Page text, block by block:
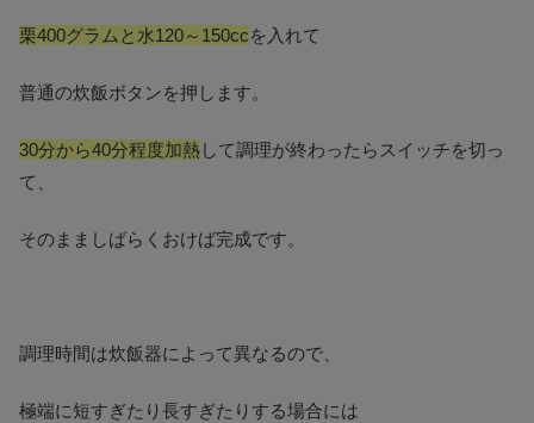
栗400グラムと水120～150ccを入れて
普通の炊飯ボタンを押します。
30分から40分程度加熱 して調理が終わったらスイッチを切っ
て、
そのまましばらくおけば完成です。
調理時間は炊飯器によって異なるので、
極端に短すぎたり長すぎたりする場合には